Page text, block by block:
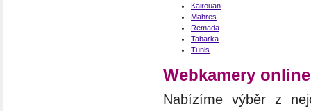
Kairouan
Mahres
Remada
Tabarka
Tunis
Webkamery
Nabízíme výběr z